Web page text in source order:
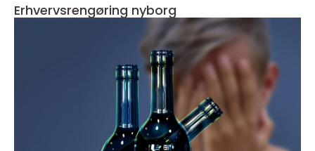
Erhvervsrengøring nyborg